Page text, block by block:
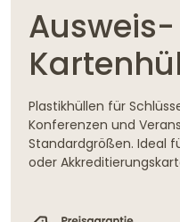
Plastikhüllen für
Konferenzen und
Standardgrößen. Ideal
oder